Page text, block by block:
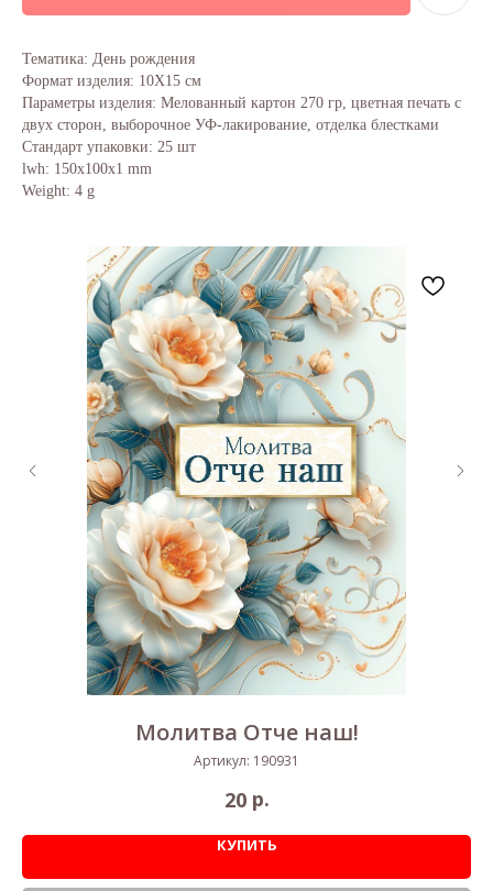
Тематика: День рождения
Формат изделия: 10Х15 см
Параметры изделия: Мелованный картон 270 гр, цветная печать с
двух сторон, выборочное УФ-лакирование, отделка блестками
Стандарт упаковки: 25 шт
lwh: 150x100x1 mm
Weight: 4 g
Молитва Отче наш!
Артикул: 190931
20 р.
КУПИТЬ